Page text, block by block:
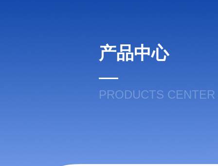
产品中心
PRODUCTS CENTER